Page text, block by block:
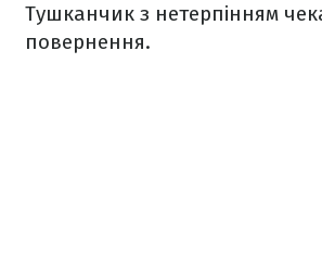
Тушканчик з нетерпінням
повернення.